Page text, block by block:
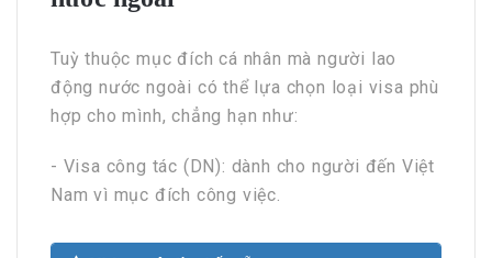
Tuỳ thuộc mục đích cá nhân mà người lao
động nước ngoài có thể lựa chọn loại visa phù
hợp cho mình, chẳng hạn như:
- Visa công tác (DN): dành cho người đến Việt
Nam vì mục đích công việc.